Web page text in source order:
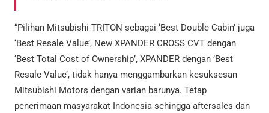
“Pilihan Mitsubishi TRITON sebagai ‘Best Double Cabin’ juga
‘Best Resale Value’, New XPANDER CROSS CVT dengan
‘Best Total Cost of Ownership’, XPANDER dengan ’Best
Resale Value’, tidak hanya menggambarkan kesuksesan
Mitsubishi Motors dengan varian barunya. Tetap
penerimaan masyarakat Indonesia sehingga aftersales dan